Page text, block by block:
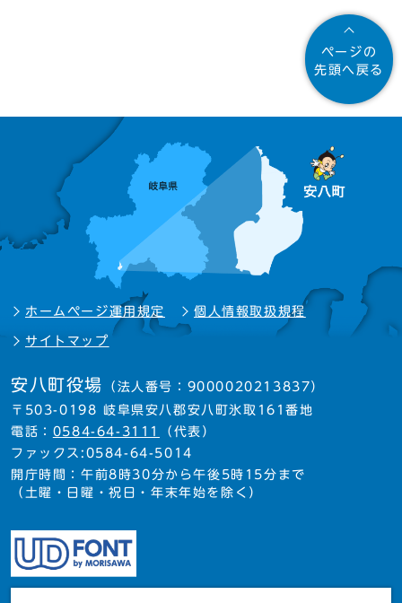
ページの
先頭へ戻る
ホームページ運用規定 個人情報取扱規程
サイトマップ
安八町役場 （法人番号：9000020213837）
〒503-0198 岐阜県安八郡安八町氷取161番地
電話： 0584-64-3111
（代表）
ファックス:0584-64-5014
開庁時間：午前8時30分から午後5時15分まで
（土曜・日曜・祝日・年末年始を除く）